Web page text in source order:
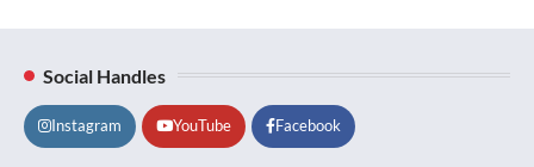
Social Handles
Instagram YouTube Facebook